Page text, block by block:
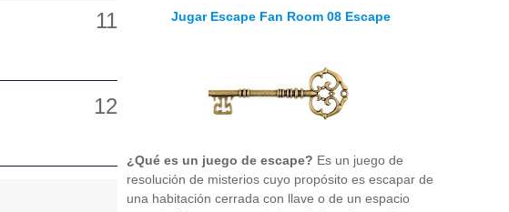
Jugar Escape Fan Room 08 Escape
¿Qué es un juego de escape? Es un juego de
resolución de misterios cuyo propósito es escapar de
una habitación cerrada con llave o de un espacio